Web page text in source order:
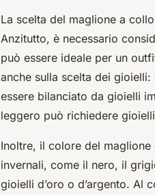
La scelta del maglione a
Anzitutto, è necessario
può essere ideale per un
anche sulla scelta dei
essere bilanciato da gioielli
leggero può richiedere
Inoltre, il colore del
invernali, come il nero, il
gioielli d’oro o d’argento. Al